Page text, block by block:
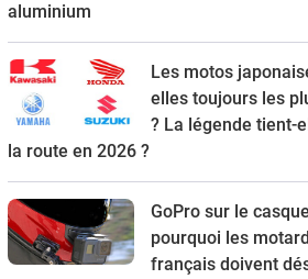
aluminium
Les motos
elles toujours les
? La légende tient-
la route en 2026 ?
GoPro sur le
pourquoi les
français doivent